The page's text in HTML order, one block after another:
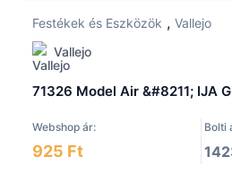
Festékek és Eszközök , Vallejo
Vallejo
71326 Model Air &#8211; IJA
Webshop ár: Bolti
925 Ft